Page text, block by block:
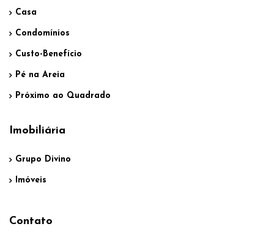
Casa
Condomínios
Custo-Benefício
Pé na Areia
Próximo ao Quadrado
Imobiliária
Grupo Divino
Imóveis
Contato